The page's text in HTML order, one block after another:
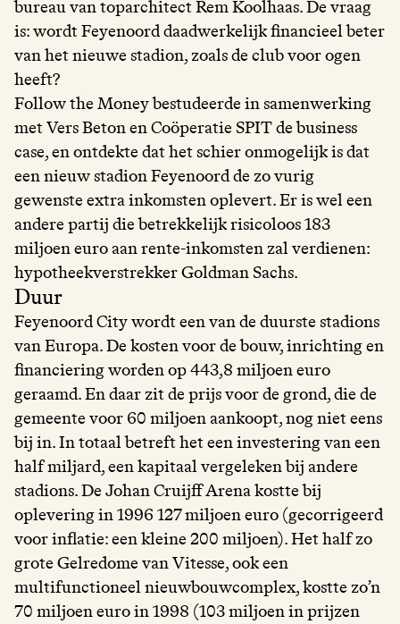
bureau van toparchitect Rem Koolhaas. De vraag
is: wordt Feyenoord daadwerkelijk financieel beter
van het nieuwe stadion, zoals de club voor ogen
heeft?
Follow the Money bestudeerde in samenwerking
met Vers Beton en Coöperatie SPIT de business
case, en ontdekte dat het schier onmogelijk is dat
een nieuw stadion Feyenoord de zo vurig
gewenste extra inkomsten oplevert. Er is wel een
andere partij die betrekkelijk risicoloos 183
miljoen euro aan rente-inkomsten zal verdienen:
hypotheekverstrekker Goldman Sachs.
Duur
Feyenoord City wordt een van de duurste stadions
van Europa. De kosten voor de bouw, inrichting en
financiering worden op 443,8 miljoen euro
geraamd. En daar zit de prijs voor de grond, die de
gemeente voor 60 miljoen aankoopt, nog niet eens
bij in. In totaal betreft het een investering van een
half miljard, een kapitaal vergeleken bij andere
stadions. De Johan Cruijff Arena kostte bij
oplevering in 1996 127 miljoen euro (gecorrigeerd
voor inflatie: een kleine 200 miljoen). Het half zo
grote Gelredome van Vitesse, ook een
multifunctioneel nieuwbouwcomplex, kostte zo’n
70 miljoen euro in 1998 (103 miljoen in prijzen